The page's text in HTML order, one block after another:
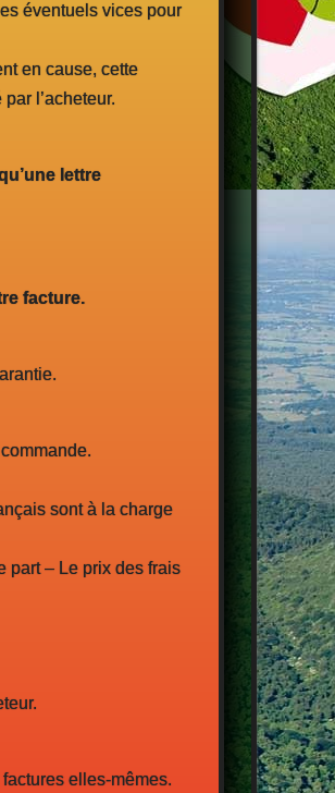
éventuels vices pour
en cause, cette
l’acheteur.
lettre
facture.
sont à la charge
part – Le prix des frais
elles-mêmes.